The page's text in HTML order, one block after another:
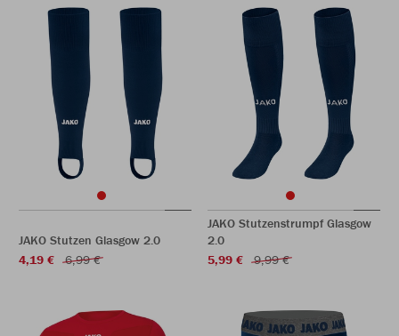
JAKO Stutzen Glasgow 2.0
4,19 €
6,99 €
JAKO Stutzenstrumpf Glasgow
2.0
5,99 €
9,99 €